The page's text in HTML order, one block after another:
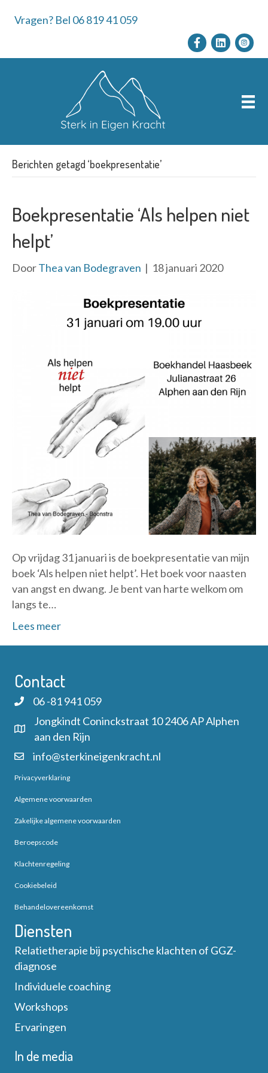
Vragen? Bel 06 819 41 059
Berichten getagd ‘boekpresentatie’
Boekpresentatie ‘Als helpen niet
helpt’
DoorThea van Bodegraven | 18 januari 2020
Op vrijdag 31 januari is de boekpresentatie van mijn
boek ‘Als helpen niet helpt’. Het boek voor naasten
van angst en dwang. Je bent van harte welkom om
langs te…
Lees meer
Contact
06 -81 941 059
Jongkindt Coninckstraat 10 2406 AP Alphen
aan den Rijn
info@sterkineigenkracht.nl
Privacyverklaring
Algemene voorwaarden
Zakelijke algemene voorwaarden
Beroepscode
Klachtenregeling
Cookiebeleid
Behandelovereenkomst
Diensten
Relatietherapie bij psychische klachten of GGZ-
diagnose
Individuele coaching
Workshops
Ervaringen
In de media